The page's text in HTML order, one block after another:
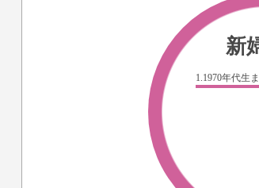
新
1.1970年代生